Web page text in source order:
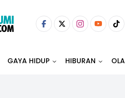
GAYA HIDUP HIBURAN